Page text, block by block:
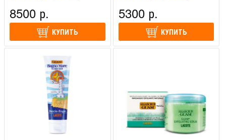
8500 р.
КУПИТЬ
5300 р.
КУПИТЬ